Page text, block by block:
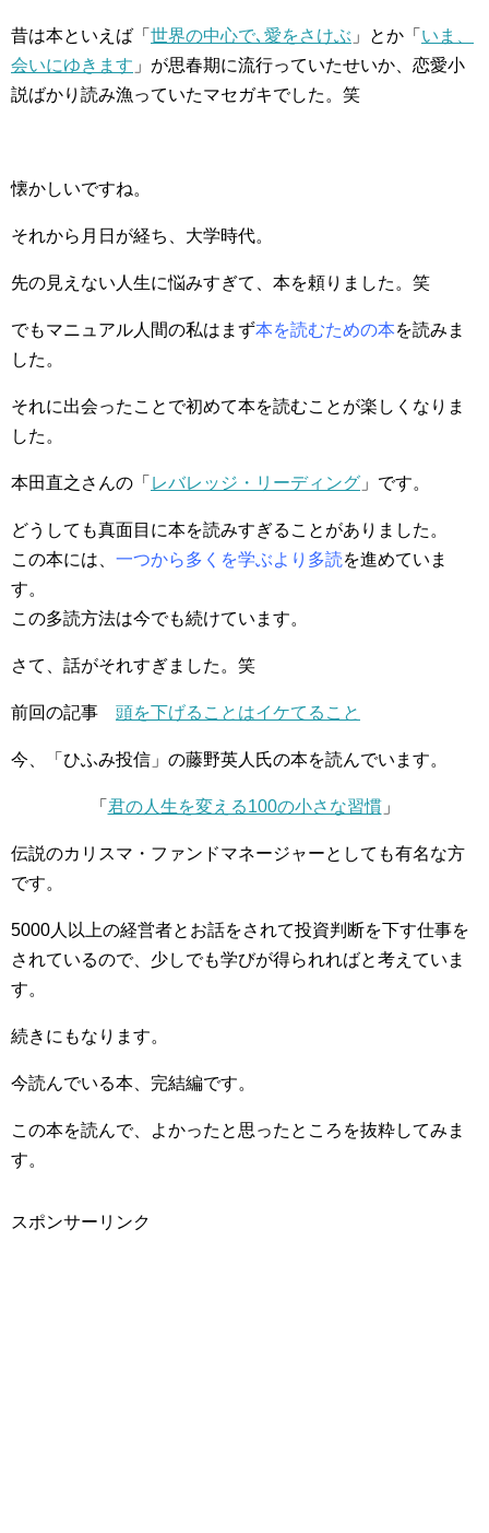
昔は本といえば「 世界の中心で､愛をさけぶ 」とか「 いま、
会いにゆきます 」が思春期に流行っていたせいか、恋愛小
説ばかり読み漁っていたマセガキでした。笑
懐かしいですね。
それから月日が経ち、大学時代。
先の見えない人生に悩みすぎて、本を頼りました。笑
でもマニュアル人間の私はまず本を読むための本を読みま
した。
それに出会ったことで初めて本を読むことが楽しくなりま
した。
本田直之さんの「 レバレッジ・リーディング 」です。
どうしても真面目に本を読みすぎることがありました。
この本には、 一つから多くを学ぶより多読を進めていま
す。
この多読方法は今でも続けています。
さて、話がそれすぎました。笑
前回の記事 頭を下げることはイケてること
今、「ひふみ投信」の藤野英人氏の本を読んでいます。
「 君の人生を変える100の小さな習慣」
伝説のカリスマ・ファンドマネージャーとしても有名な方
です。
5000人以上の経営者とお話をされて投資判断を下す仕事を
されているので、少しでも学びが得られればと考えていま
す。
続きにもなります。
今読んでいる本、完結編です。
この本を読んで、よかったと思ったところを抜粋してみま
す。
スポンサーリンク